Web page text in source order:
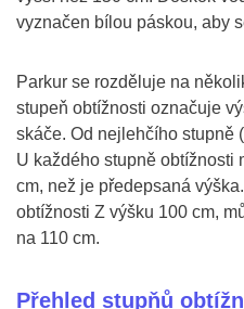
vyznačen bílou páskou, aby
Parkur se rozděluje na
stupeň obtížnosti označuje
skáče. Od nejlehčího stupně
U každého stupně obtížnosti
cm, než je předepsaná
obtížnosti Z výšku 100 cm,
na 110 cm.
Přehled stupňů